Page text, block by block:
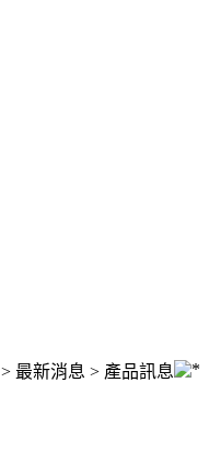
> 最新消息 > 產品訊息